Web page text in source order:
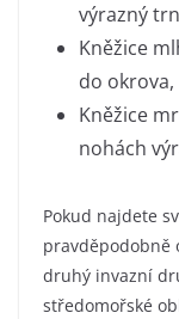
výrazný
Kněžice
do okrova,
Kněžice
nohách
Pokud najdete
pravděpodobně
druhý invazní
středomořské